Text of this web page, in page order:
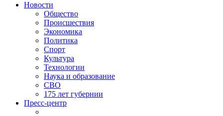
Новости
Общество
Происшествия
Экономика
Политика
Спорт
Культура
Технологии
Наука и образование
СВО
175 лет губернии
Пресс-центр